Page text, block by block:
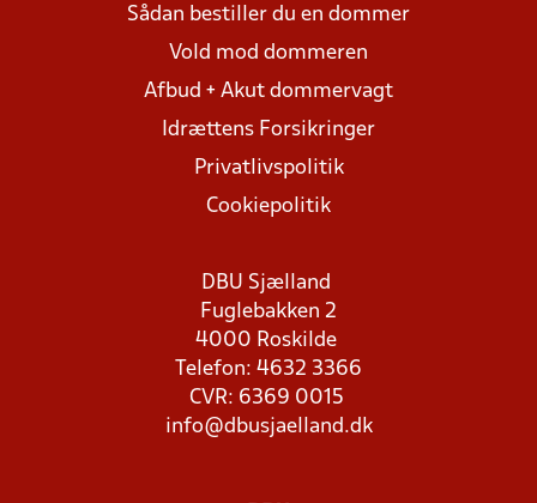
Sådan bestiller du en dommer
Vold mod dommeren
Afbud + Akut dommervagt
Idrættens Forsikringer
Privatlivspolitik
Cookiepolitik
DBU Sjælland
Fuglebakken 2
4000 Roskilde
Telefon: 4632 3366
CVR: 6369 0015
info@dbusjaelland.dk